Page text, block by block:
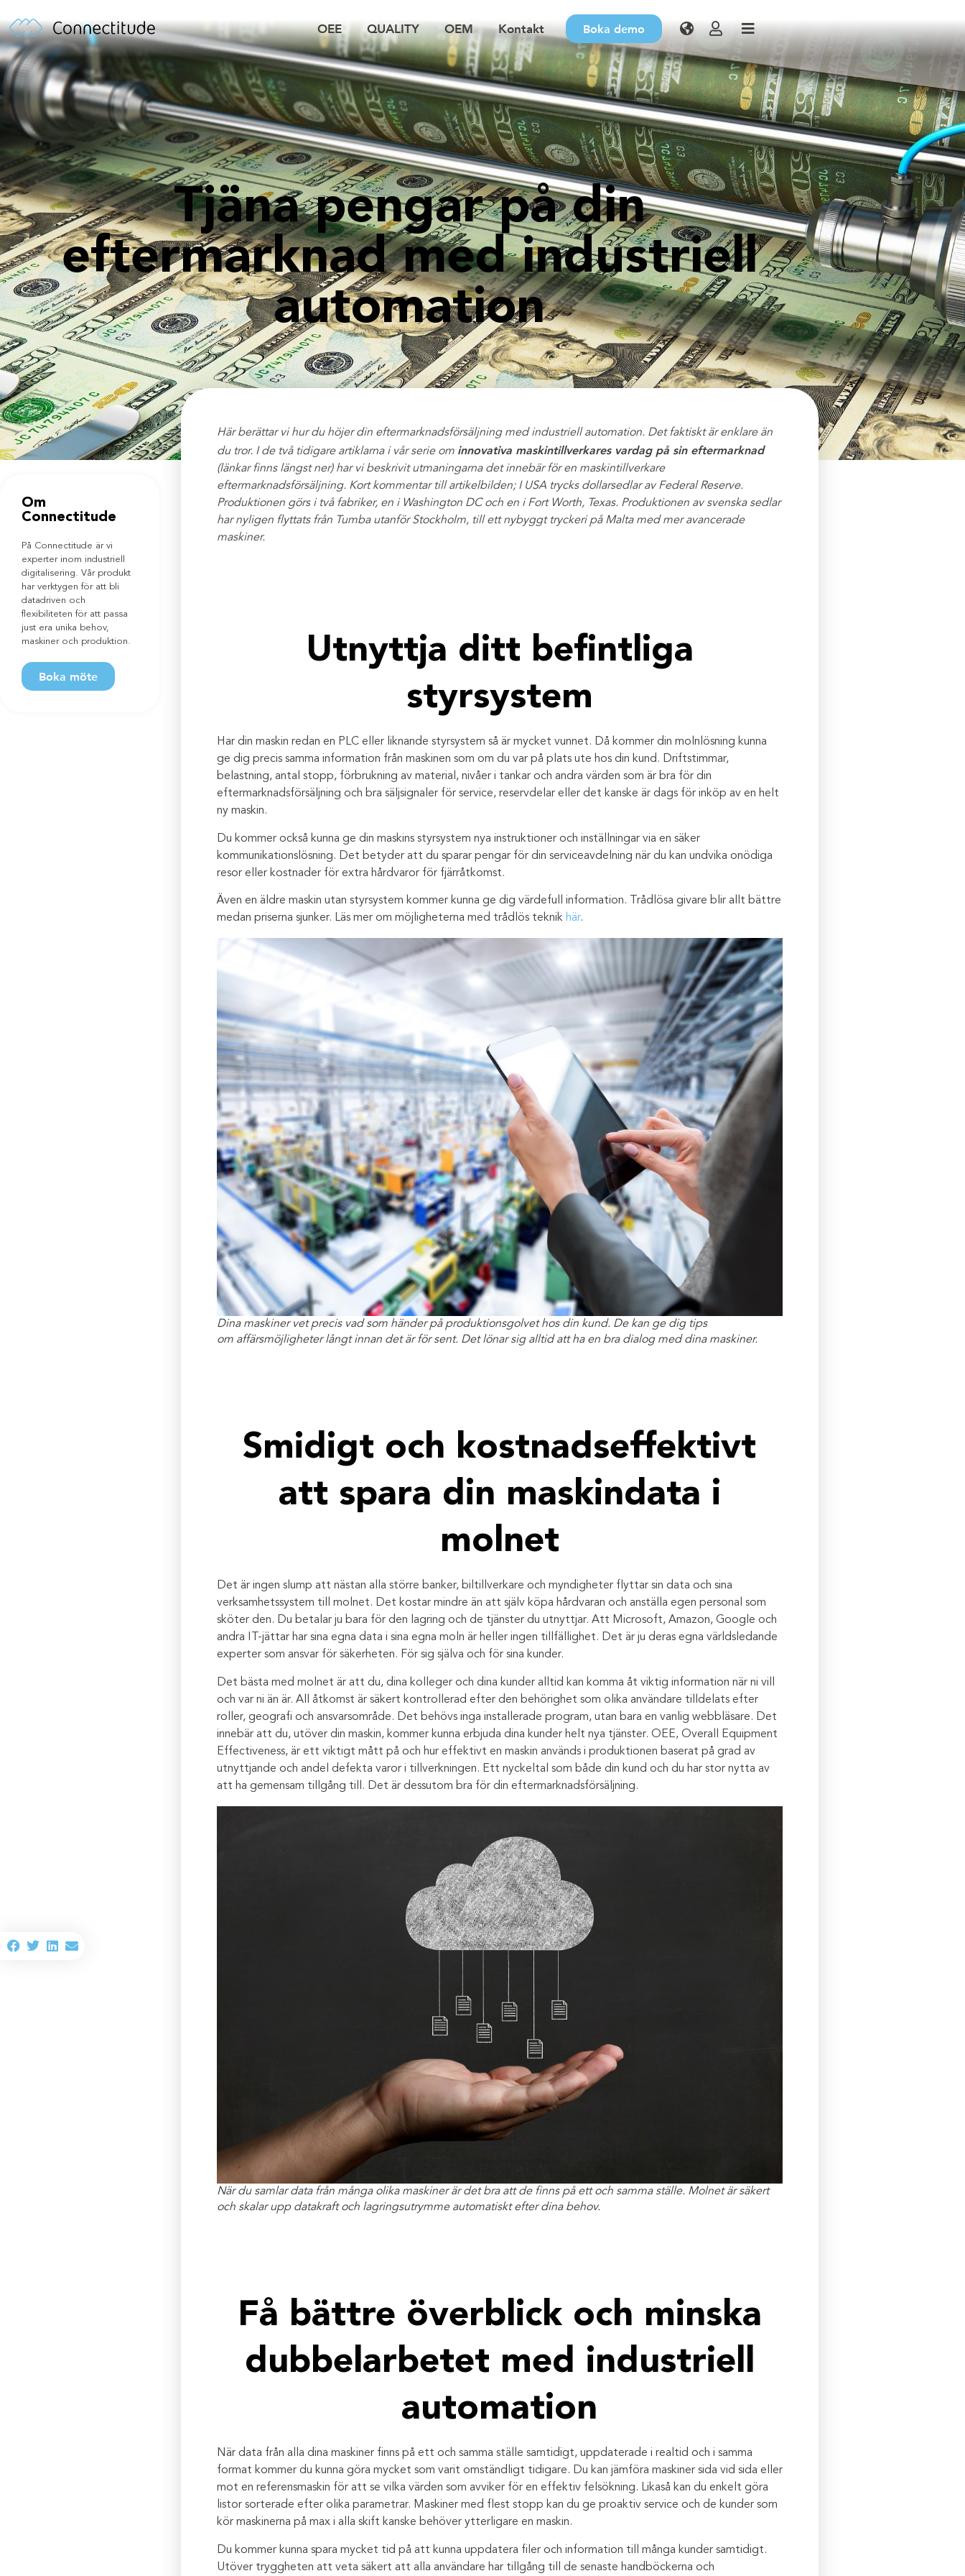
OEE QUALITY OEM Kontakt Boka demo
Tjäna pengar på din
eftermarknad med industriell
automation
Om
Connectitude
På Connectitude är vi
experter inom industriell
digitalisering. Vår produkt
har verktygen för att bli
datadriven och
flexibiliteten för att passa
just era unika behov,
maskiner och produktion.
Boka möte
Här berättar vi hur du höjer din eftermarknadsförsäljning med industriell automation. Det faktiskt är enklare än
du tror. I de två tidigare artiklarna i vår serie om innovativa maskintillverkares vardag på sin eftermarknad
(länkar finns längst ner) har vi beskrivit utmaningarna det innebär för en maskintillverkare
eftermarknadsförsäljning. Kort kommentar till artikelbilden; I USA trycks dollarsedlar av Federal Reserve.
Produktionen görs i två fabriker, en i Washington DC och en i Fort Worth, Texas. Produktionen av svenska sedlar
har nyligen flyttats från Tumba utanför Stockholm, till ett nybyggt tryckeri på Malta med mer avancerade
maskiner.
Utnyttja ditt befintliga
styrsystem
Har din maskin redan en PLC eller liknande styrsystem så är mycket vunnet. Då kommer din molnlösning kunna
ge dig precis samma information från maskinen som om du var på plats ute hos din kund. Driftstimmar,
belastning, antal stopp, förbrukning av material, nivåer i tankar och andra värden som är bra för din
eftermarknadsförsäljning och bra säljsignaler för service, reservdelar eller det kanske är dags för inköp av en helt
ny maskin.
Du kommer också kunna ge din maskins styrsystem nya instruktioner och inställningar via en säker
kommunikationslösning. Det betyder att du sparar pengar för din serviceavdelning när du kan undvika onödiga
resor eller kostnader för extra hårdvaror för fjärråtkomst.
Även en äldre maskin utan styrsystem kommer kunna ge dig värdefull information. Trådlösa givare blir allt bättre
medan priserna sjunker. Läs mer om möjligheterna med trådlös teknik här.
Dina maskiner vet precis vad som händer på produktionsgolvet hos din kund. De kan ge dig tips
om affärsmöjligheter långt innan det är för sent. Det lönar sig alltid att ha en bra dialog med dina maskiner.
Smidigt och kostnadseffektivt
att spara din maskindata i
molnet
Det är ingen slump att nästan alla större banker, biltillverkare och myndigheter flyttar sin data och sina
verksamhetssystem till molnet. Det kostar mindre än att själv köpa hårdvaran och anställa egen personal som
sköter den. Du betalar ju bara för den lagring och de tjänster du utnyttjar. Att Microsoft, Amazon, Google och
andra IT-jättar har sina egna data i sina egna moln är heller ingen tillfällighet. Det är ju deras egna världsledande
experter som ansvar för säkerheten. För sig själva och för sina kunder.
Det bästa med molnet är att du, dina kolleger och dina kunder alltid kan komma åt viktig information när ni vill
och var ni än är. All åtkomst är säkert kontrollerad efter den behörighet som olika användare tilldelats efter
roller, geografi och ansvarsområde. Det behövs inga installerade program, utan bara en vanlig webbläsare. Det
innebär att du, utöver din maskin, kommer kunna erbjuda dina kunder helt nya tjänster. OEE, Overall Equipment
Effectiveness, är ett viktigt mått på och hur effektivt en maskin används i produktionen baserat på grad av
utnyttjande och andel defekta varor i tillverkningen. Ett nyckeltal som både din kund och du har stor nytta av
att ha gemensam tillgång till. Det är dessutom bra för din eftermarknadsförsäljning.
När du samlar data från många olika maskiner är det bra att de finns på ett och samma ställe. Molnet är säkert
och skalar upp datakraft och lagringsutrymme automatiskt efter dina behov.
Få bättre överblick och minska
dubbelarbetet med industriell
automation
När data från alla dina maskiner finns på ett och samma ställe samtidigt, uppdaterade i realtid och i samma
format kommer du kunna göra mycket som varit omständligt tidigare. Du kan jämföra maskiner sida vid sida eller
mot en referensmaskin för att se vilka värden som avviker för en effektiv felsökning. Likaså kan du enkelt göra
listor sorterade efter olika parametrar. Maskiner med flest stopp kan du ge proaktiv service och de kunder som
kör maskinerna på max i alla skift kanske behöver ytterligare en maskin.
Du kommer kunna spara mycket tid på att kunna uppdatera filer och information till många kunder samtidigt.
Utöver tryggheten att veta säkert att alla användare har tillgång till de senaste handböckerna och